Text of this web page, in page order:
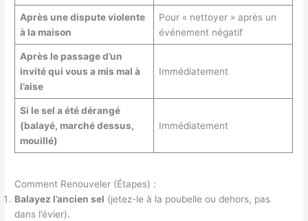
Après une dispute violente
à la maison
Pour « nettoyer » après un
événement négatif
Après le passage d’un
invité qui vous a mis mal à
l’aise
Immédiatement
Si le sel a été dérangé
(balayé, marché dessus,
mouillé)
Immédiatement
Comment Renouveler (Étapes) :
Balayez l’ancien sel (jetez-le à la poubelle ou dehors, pas
dans l’évier).